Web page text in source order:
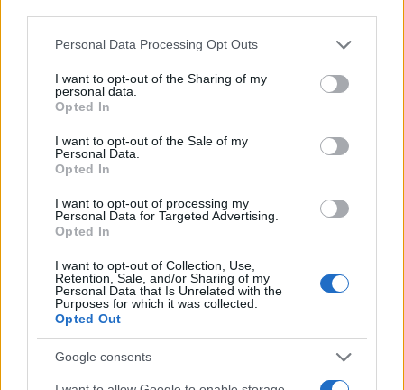
Please note that this website/app uses one or more Google
not limited to your visit or usage behaviour. You may click to
grant or deny consent to Google and its third-party tags to
use your data for below specified purposes in below Google
consent section.
Personal Data Processing Opt Outs
I want to opt-out of the Sharing of my
personal data.
Opted In
I want to opt-out of the Sale of my
Personal Data.
Opted In
I want to opt-out of processing my
Personal Data for Targeted Advertising.
Opted In
I want to opt-out of Collection, Use,
Retention, Sale, and/or Sharing of my
Personal Data that Is Unrelated with the
Purposes for which it was collected.
Opted Out
Google consents
Cómo medir la productividad por hora
trabajada y por trabajador
ECONOMÍA